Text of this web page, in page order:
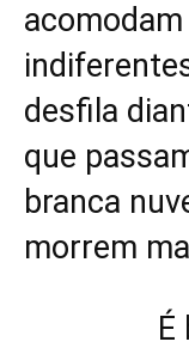
desfila
que
branca
morrem
É